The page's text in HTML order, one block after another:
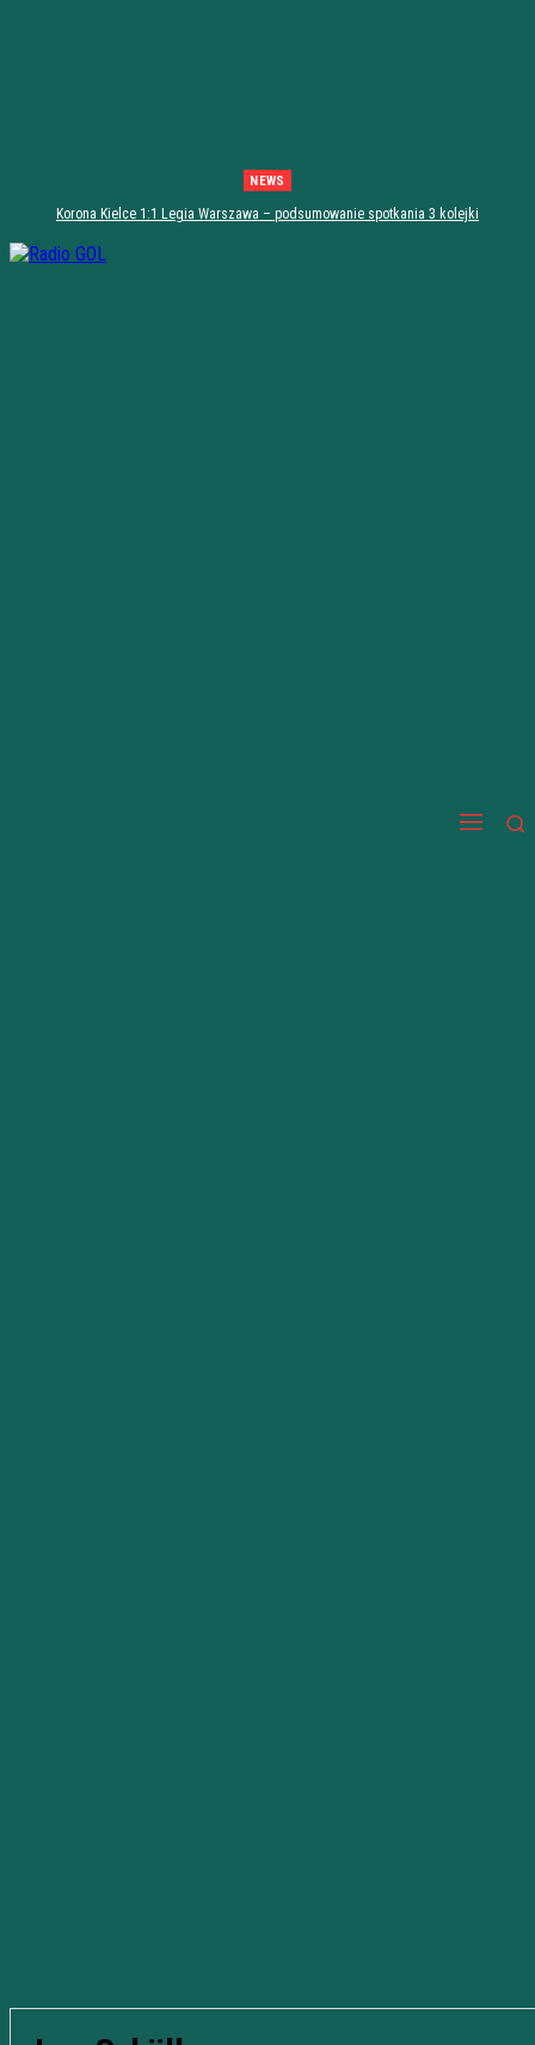
NEWS
Korona Kielce 1:1 Legia Warszawa – podsumowanie spotkania 3 kolejki